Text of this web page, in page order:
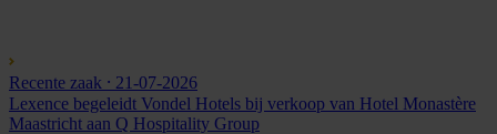
Recente zaak ⸱ 21-07-2026
Lexence begeleidt Vondel Hotels bij verkoop van Hotel Monastère
Maastricht aan Q Hospitality Group